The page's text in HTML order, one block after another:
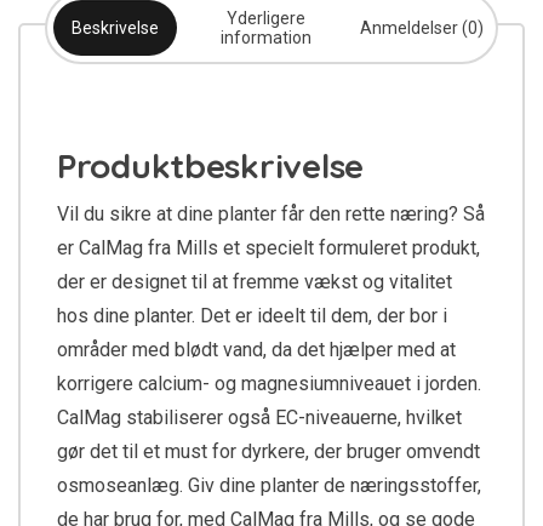
Beskrivelse
Yderligere
information
Anmeldelser (0)
Produktbeskrivelse
Vil du sikre at dine planter får den rette næring? Så
er CalMag fra Mills et specielt formuleret produkt,
der er designet til at fremme vækst og vitalitet
hos dine planter. Det er ideelt til dem, der bor i
områder med blødt vand, da det hjælper med at
korrigere calcium- og magnesiumniveauet i jorden.
CalMag stabiliserer også EC-niveauerne, hvilket
gør det til et must for dyrkere, der bruger omvendt
osmoseanlæg. Giv dine planter de næringsstoffer,
de har brug for, med CalMag fra Mills, og se gode